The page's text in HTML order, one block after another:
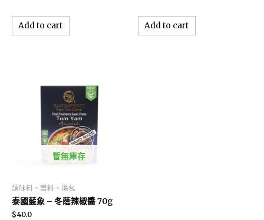
Add to cart Add to cart
暫無庫存
調味料、醬料、湯包
泰國藍象 – 冬蔭辣椒醬 70g
$40.0